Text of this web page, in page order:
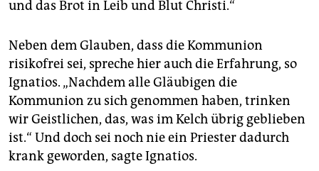
und das Brot in Leib und Blut Christi.“
Neben dem Glauben, dass die Kommunion
risikofrei sei, spreche hier auch die Erfahrung, so
Ignatios. „Nachdem alle Gläubigen die
Kommunion zu sich genommen haben, trinken
wir Geistlichen, das, was im Kelch übrig geblieben
ist.“ Und doch sei noch nie ein Priester dadurch
krank geworden, sagte Ignatios.